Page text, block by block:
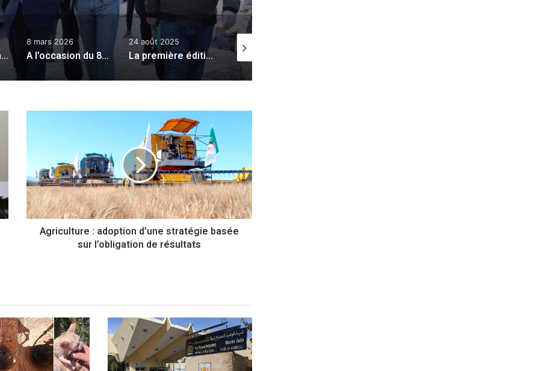
Salon international de l’agroalimentaire : plus de 70 exposants réunis à Oran
8 mars 2026
A l’occasion du 8 Mars : le wali Ouchane rend hommage aux femmes d’Oran
24 août 2025
La première édition des «Spectacles Humoristiques d’Oran» au cinéma Es-Sâada du 25 au 29 août
25 novembre 2023
u
l
t
u
p
t
i
o
n
Agriculture : adoption d’une stratégie basée
sur l’obligation de résultats